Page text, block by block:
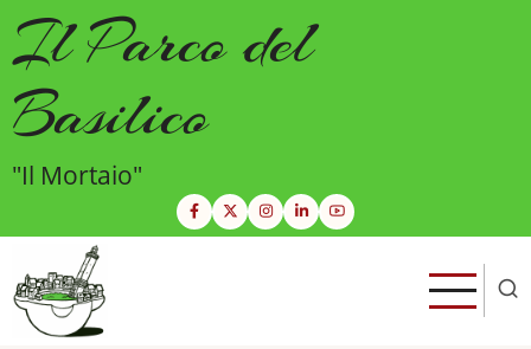
Salta
contenuto
principale
Il Parco del
Basilico
"Il Mortaio"